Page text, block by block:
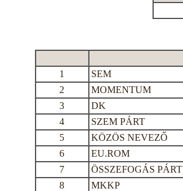
1
SEM
2
MOMENTUM
3
DK
4
SZEM PÁRT
5
KÖZÖS NEVEZŐ
6
EU.ROM
7
ÖSSZEFOGÁS PÁRT
8
MKKP